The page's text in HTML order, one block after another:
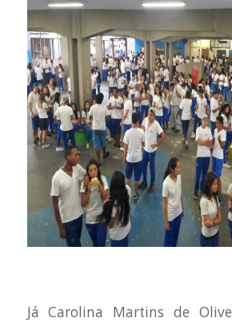
Já Carolina Martins de